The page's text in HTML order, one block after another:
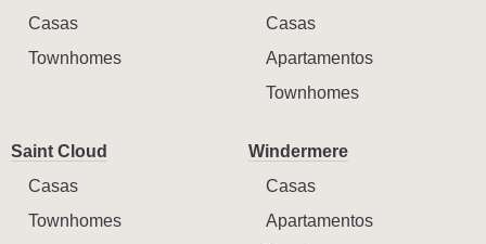
Casas
Townhomes
Casas
Apartamentos
Townhomes
Saint Cloud
Casas
Townhomes
Windermere
Casas
Apartamentos